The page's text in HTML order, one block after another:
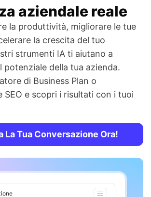
aziendale reale
la produttività, migliorare le tue
la crescita del tuo
strumenti IA ti aiutano a
potenziale della tua azienda.
di Business Plan o
SEO e scopri i risultati con i tuoi
La Tua Conversazione Ora!